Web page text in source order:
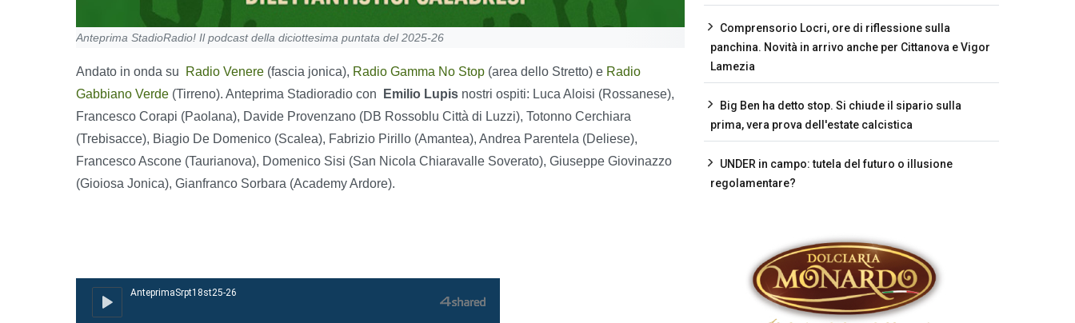
Anteprima StadioRadio! Il podcast della diciottesima puntata del 2025-26
Andato in onda su Radio Venere (fascia jonica), Radio Gamma No Stop (area dello Stretto) e Radio
Gabbiano Verde (Tirreno). Anteprima Stadioradio con Emilio Lupis nostri ospiti: Luca Aloisi (Rossanese),
Francesco Corapi (Paolana), Davide Provenzano (DB Rossoblu Città di Luzzi), Totonno Cerchiara
(Trebisacce), Biagio De Domenico (Scalea), Fabrizio Pirillo (Amantea), Andrea Parentela (Deliese),
Francesco Ascone (Taurianova), Domenico Sisi (San Nicola Chiaravalle Soverato), Giuseppe Giovinazzo
(Gioiosa Jonica), Gianfranco Sorbara (Academy Ardore).
Comprensorio Locri, ore di riflessione sulla
panchina. Novità in arrivo anche per Cittanova e Vigor
Lamezia
Big Ben ha detto stop. Si chiude il sipario sulla
prima, vera prova dell'estate calcistica
UNDER in campo: tutela del futuro o illusione
regolamentare?